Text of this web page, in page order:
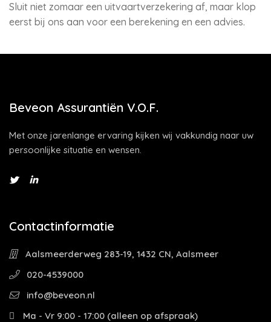
Sluit niet zomaar een uitvaartverzekering af, maar klop
eerst bij ons aan voor een berekening en een advies.
Beveon Assurantiën V.O.F.
Met onze jarenlange ervaring kijken wij vakkundig naar uw
persoonlijke situatie en wensen.
Contactinformatie
Aalsmeerderweg 283-19, 1432 CN, Aalsmeer
020-4539000
info@beveon.nl
Ma - Vr 9:00 - 17:00 (alleen op afspraak)